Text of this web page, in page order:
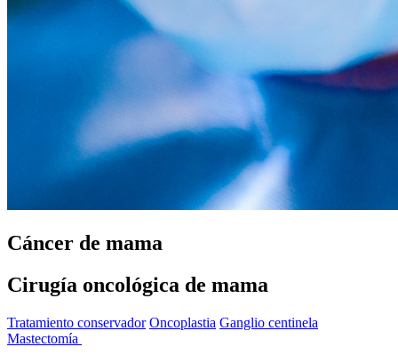
Cáncer de mama
Cirugía oncológica de mama
Tratamiento conservador Oncoplastia Ganglio centinela
Mastectomía